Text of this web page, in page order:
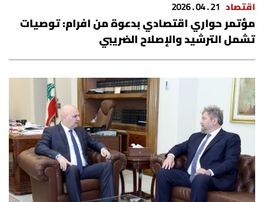
اقتصاد 21 . 04 . 2026
مؤتمر حواري اقتصادي بدعوة من افرام: توصيات
تشمل الترشيد والإصلاح الضريبي